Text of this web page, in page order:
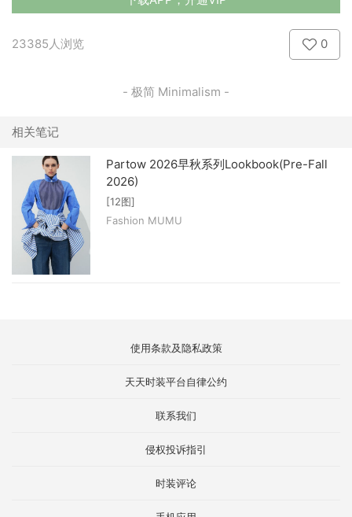
23385人浏览 0
- 极简 Minimalism -
相关笔记
Partow 2026早秋系列Lookbook(Pre-Fall
2026)
[12图]
Fashion MUMU
使用条款及隐私政策
天天时装平台自律公约
联系我们
侵权投诉指引
时装评论